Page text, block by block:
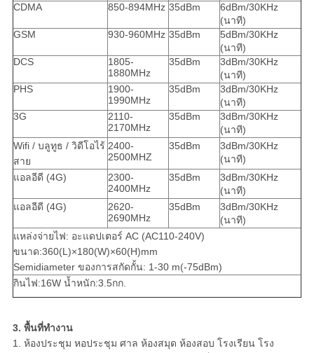
CDMA
850-894MHz 35dBm
6dBm/30KHz
(นาที)
GSM
930-960MHz 35dBm
5dBm/30KHz
(นาที)
DCS
1805-
1880MHz
35dBm
3dBm/30KHz
(นาที)
PHS
1900-
1990MHz
35dBm
3dBm/30KHz
(นาที)
3G
2110-
2170MHz
35dBm
3dBm/30KHz
(นาที)
Wifi / บลูทูธ / วิดีโอไร้
สาย
2400-
2500MHZ
35dBm
3dBm/30KHz
(นาที)
แอลอีดี (4G)
2300-
2400MHz
35dBm
3dBm/30KHz
(นาที)
แอลอีดี (4G)
2620-
2690MHz
35dBm
3dBm/30KHz
(นาที)
แหล่งจ่ายไฟ: อะแดปเตอร์ AC (AC110-240V)
ขนาด:360(L)×180(W)×60(H)mm
Semidiameter ของการสกัดกั้น: 1-30 m(-75dBm)
กินไฟ:16W น้ำหนัก:3.5กก.
3. พื้นที่ทำงาน
1. ห้องประชุม หอประชุม ศาล ห้องสมุด ห้องสอบ โรงเรียน โรง